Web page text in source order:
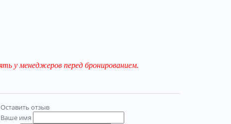
у менеджеров перед бронированием.
Оставить отзыв
Ваше имя